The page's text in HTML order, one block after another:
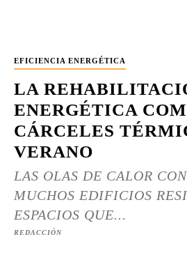
EFICIENCIA ENERGÉTICA
LA
ENERGÉTICA
CÁRCELES
VERANO
LAS OLAS DE CALOR
MUCHOS EDIFICIOS
ESPACIOS QUE...
REDACCIÓN